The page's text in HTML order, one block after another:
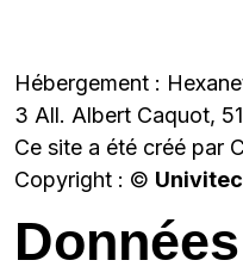
Hébergement :
3 All. Albert Caquot,
Ce site a été créé par
Copyright : ©
Données